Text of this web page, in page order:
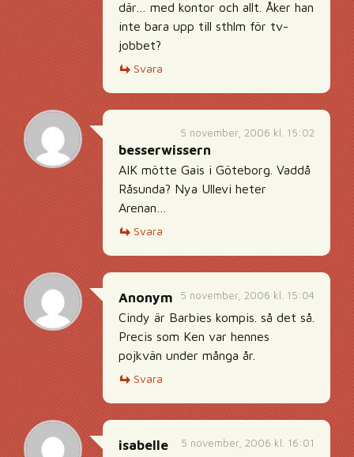
där… med kontor och allt. Åker han
inte bara upp till sthlm för tv-
jobbet?
Svara
5 november, 2006 kl. 15:02
besserwissern
AIK mötte Gais i Göteborg. Vaddå
Råsunda? Nya Ullevi heter
Arenan…
Svara
5 november, 2006 kl. 15:04
Anonym
Cindy är Barbies kompis. så det så.
Precis som Ken var hennes
pojkvän under många år.
Svara
5 november, 2006 kl. 16:01
isabelle